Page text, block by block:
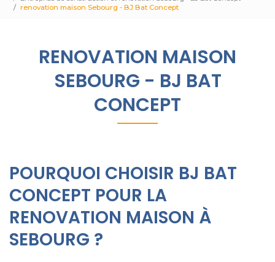
renovation maison Sebourg - BJ Bat Concept
RENOVATION MAISON
SEBOURG - BJ BAT
CONCEPT
POURQUOI CHOISIR BJ BAT
CONCEPT POUR LA
RENOVATION MAISON À
SEBOURG ?